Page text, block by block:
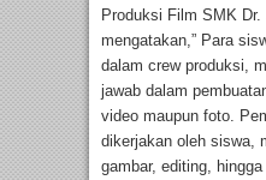
Produksi Film SMK Dr.
mengatakan,” Para
dalam crew produksi,
jawab dalam
video maupun foto.
dikerjakan oleh siswa,
gambar, editing,